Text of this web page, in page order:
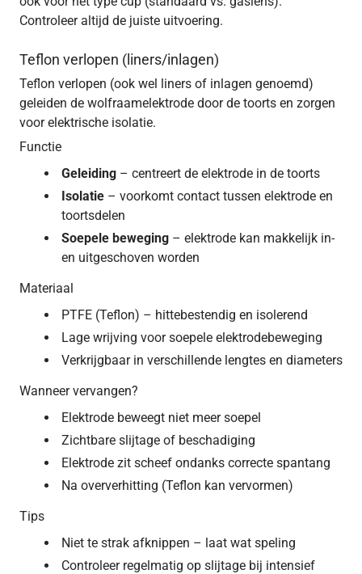
Controleer altijd de juiste uitvoering.
Teflon verlopen (liners/inlagen)
Teflon verlopen (ook wel liners of inlagen genoemd)
geleiden de wolfraamelektrode door de toorts en zorgen
voor elektrische isolatie.
Functie
Geleiding – centreert de elektrode in de toorts
Isolatie – voorkomt contact tussen elektrode en
toortsdelen
Soepele beweging – elektrode kan makkelijk in-
en uitgeschoven worden
Materiaal
PTFE (Teflon) – hittebestendig en isolerend
Lage wrijving voor soepele elektrodebeweging
Verkrijgbaar in verschillende lengtes en diameters
Wanneer vervangen?
Elektrode beweegt niet meer soepel
Zichtbare slijtage of beschadiging
Elektrode zit scheef ondanks correcte spantang
Na oververhitting (Teflon kan vervormen)
Tips
Niet te strak afknippen – laat wat speling
Controleer regelmatig op slijtage bij intensief